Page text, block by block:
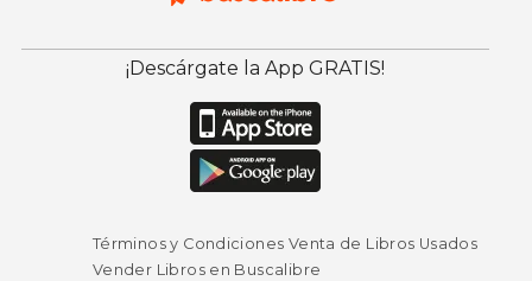
¡Descárgate la App GRATIS!
Términos y Condiciones Venta de Libros Usados
Vender Libros en Buscalibre